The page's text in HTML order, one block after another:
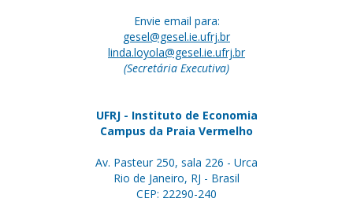
Envie email para:
gesel@gesel.ie.ufrj.br
linda.loyola@gesel.ie.ufrj.br
(Secretária Executiva)
UFRJ - Instituto de Economia
Campus da Praia Vermelho
Av. Pasteur 250, sala 226 - Urca
Rio de Janeiro, RJ - Brasil
CEP: 22290-240